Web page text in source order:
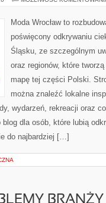
Moda Wrocław to
poświęcony odkrywaniu
Śląsku, ze szczególnym
oraz regionów, które
mapę tej części Polski.
można znaleźć lokalne
wydarzeń, rekreacji oraz
dla osób, które lubią
do najbardziej […]
BRANŻY